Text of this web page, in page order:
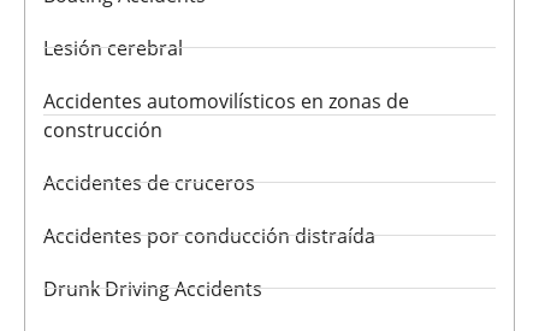
Lesión cerebral
Accidentes automovilísticos en zonas de
construcción
Accidentes de cruceros
Accidentes por conducción distraída
Drunk Driving Accidents